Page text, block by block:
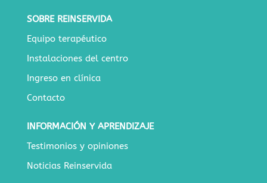
SOBRE REINSERVIDA
Equipo terapéutico
Instalaciones del centro
Ingreso en clínica
Contacto
INFORMACIÓN Y APRENDIZAJE
Testimonios y opiniones
Noticias Reinservida